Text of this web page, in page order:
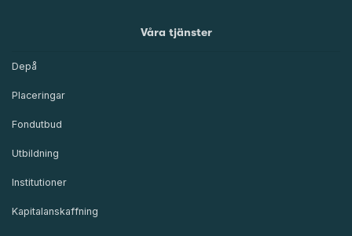
Våra tjänster
Depå
Placeringar
Fondutbud
Utbildning
Institutioner
Kapitalanskaffning